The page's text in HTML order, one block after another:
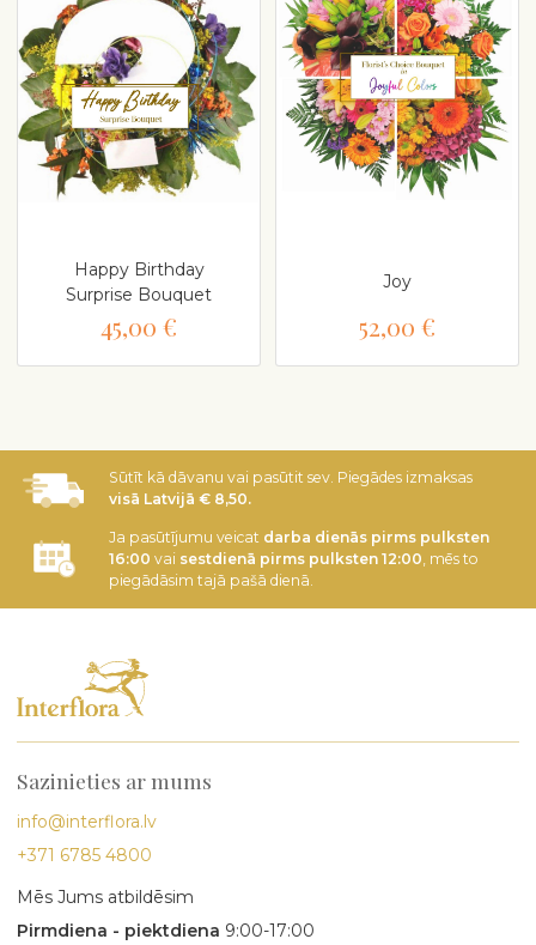
Happy Birthday
Surprise Bouquet
45,00 €
Joy
52,00 €
Sūtīt kā dāvanu vai pasūtit sev. Piegādes izmaksas
visā Latvijā € 8,50.
Ja pasūtījumu veicat darba dienās pirms pulksten
16:00 vai sestdienā pirms pulksten 12:00, mēs to
piegādāsim tajā pašā dienā.
Sazinieties ar mums
info@interflora.lv
+371 6785 4800
Mēs Jums atbildēsim
Pirmdiena - piektdiena 9:00-17:00